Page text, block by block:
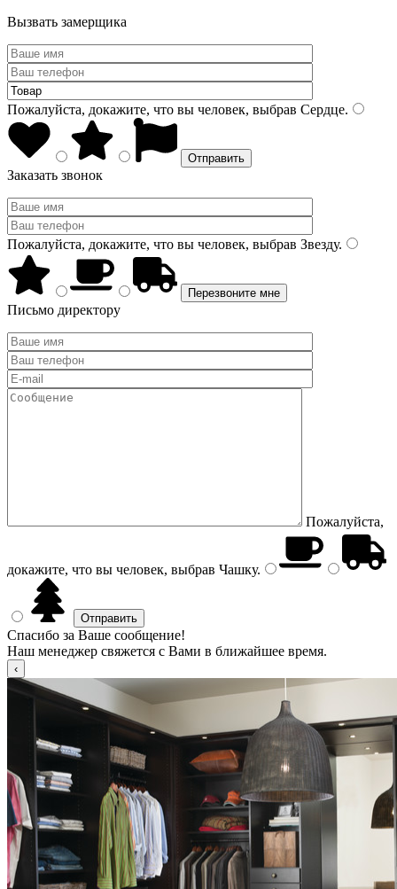
Вызвать замерщика
Пожалуйста, докажите, что вы человек, выбрав Сердце.
Заказать звонок
Пожалуйста, докажите, что вы человек, выбрав Звезду.
Письмо директору
Пожалуйста,
докажите, что вы человек, выбрав Чашку.
Спасибо за Ваше сообщение!
Наш менеджер свяжется с Вами в ближайшее время.